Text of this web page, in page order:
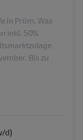
in Prüm. Was
inkl. 50%
Bis zu
d)